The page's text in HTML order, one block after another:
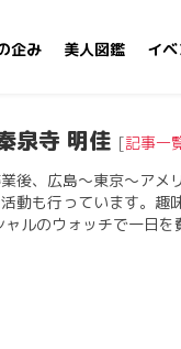
企み 美人図鑑 イ
泉寺 明佳 [記事一
後、広島〜東京〜ア
動も行っています。趣
ルのウォッチで一日を